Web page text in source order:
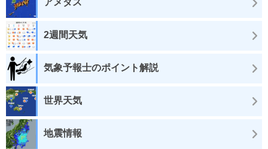
アメダス
2週間天気
気象予報士のポイント解説
世界天気
地震情報